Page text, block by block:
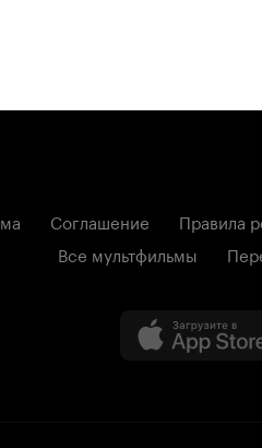
Соглашение Правила
Все мультфильмы